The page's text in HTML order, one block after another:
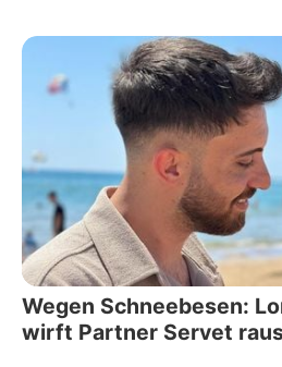
Wegen Schneebesen:
wirft Partner Servet